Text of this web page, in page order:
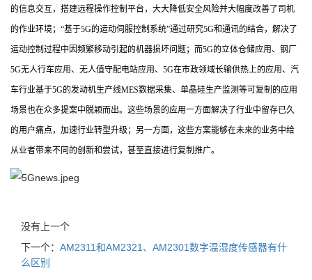
的信息交互，搭建远程操作控制平台，大大降低安全风险并大幅度改善了司机
的作业环境；“基于5G的运动伺服控制系统”通过研究5G和通讯的结合，解决了
运动控制过程中因频繁移动引起的机器损坏问题；而5G的立体仓储应用、钢厂
5G无人行车应用、无人值守配电站应用、5G在市政领域长输供热上的应用、汽
车行业基于5G的发动机生产线MES数据采集、单晶硅生产监测等可复制的应用
场景也在众多提案中脱颖而出。这些场景的应用一方面解决了行业中留存已久
的用户痛点，加速行业转型升级；另一方面，这些方案能够在未来的业务中给
从业者带来不同的创新和尝试，甚至直接进行复制推广。
没有上一个
下一个： AM2311和AM2321、AM2301数字温湿度传感器有什
么区别